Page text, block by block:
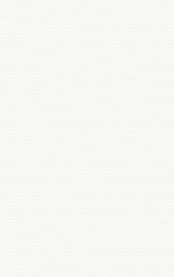
Americano
5 a 7
somente
site)
197,00